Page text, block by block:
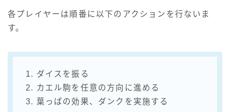
各プレイヤーは順番に以下のアクションを行ないま
す。
1. ダイスを振る
2. カエル駒を任意の方向に進める
3. 葉っぱの効果、ダンクを実施する